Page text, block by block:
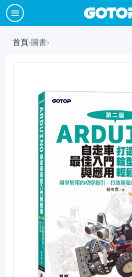
首頁›圖書›